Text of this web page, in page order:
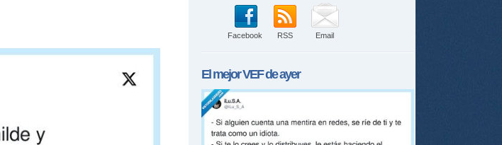
Facebook RSS Email
El mejorVEFde ayer